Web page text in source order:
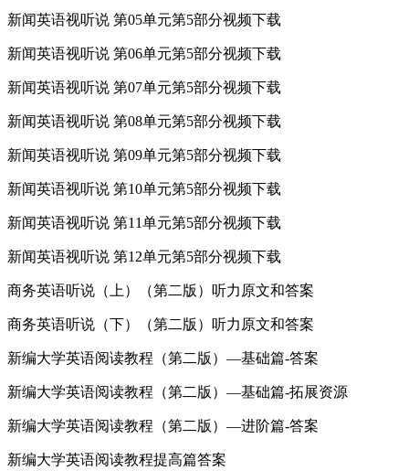
新闻英语视听说 第05单元第5部分视频下载
新闻英语视听说 第06单元第5部分视频下载
新闻英语视听说 第07单元第5部分视频下载
新闻英语视听说 第08单元第5部分视频下载
新闻英语视听说 第09单元第5部分视频下载
新闻英语视听说 第10单元第5部分视频下载
新闻英语视听说 第11单元第5部分视频下载
新闻英语视听说 第12单元第5部分视频下载
商务英语听说（上）（第二版）听力原文和答案
商务英语听说（下）（第二版）听力原文和答案
新编大学英语阅读教程（第二版）—基础篇-答案
新编大学英语阅读教程（第二版）—基础篇-拓展资源
新编大学英语阅读教程（第二版）—进阶篇-答案
新编大学英语阅读教程提高篇答案